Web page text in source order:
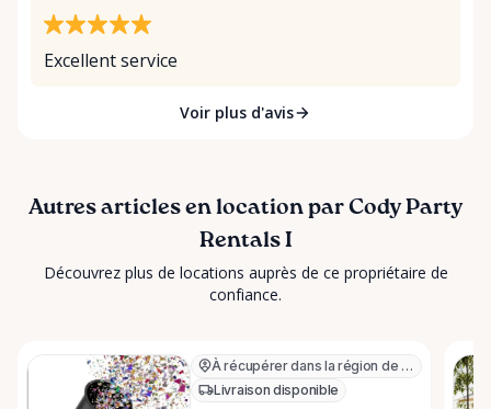
Excellent service
Voir plus d'avis
Autres articles en location par Cody Party
Rentals I
Découvrez plus de locations auprès de ce propriétaire de
confiance.
À récupérer dans la région de Kanata
Livraison disponible